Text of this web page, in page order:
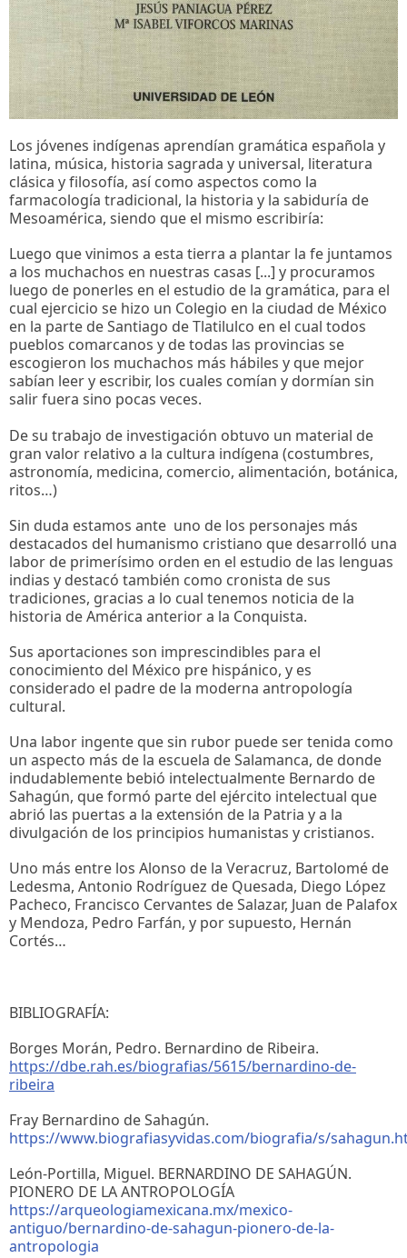
Los jóvenes indígenas aprendían gramática española y
latina, música, historia sagrada y universal, literatura
clásica y filosofía, así como aspectos como la
farmacología tradicional, la historia y la sabiduría de
Mesoamérica, siendo que el mismo escribiría:
Luego que vinimos a esta tierra a plantar la fe juntamos
a los muchachos en nuestras casas [...] y procuramos
luego de ponerles en el estudio de la gramática, para el
cual ejercicio se hizo un Colegio en la ciudad de México
en la parte de Santiago de Tlatilulco en el cual todos
pueblos comarcanos y de todas las provincias se
escogieron los muchachos más hábiles y que mejor
sabían leer y escribir, los cuales comían y dormían sin
salir fuera sino pocas veces.
De su trabajo de investigación obtuvo un material de
gran valor relativo a la cultura indígena (costumbres,
astronomía, medicina, comercio, alimentación, botánica,
ritos…)
Sin duda estamos ante uno de los personajes más
destacados del humanismo cristiano que desarrolló una
labor de primerísimo orden en el estudio de las lenguas
indias y destacó también como cronista de sus
tradiciones, gracias a lo cual tenemos noticia de la
historia de América anterior a la Conquista.
Sus aportaciones son imprescindibles para el
conocimiento del México pre hispánico, y es
considerado el padre de la moderna antropología
cultural.
Una labor ingente que sin rubor puede ser tenida como
un aspecto más de la escuela de Salamanca, de donde
indudablemente bebió intelectualmente Bernardo de
Sahagún, que formó parte del ejército intelectual que
abrió las puertas a la extensión de la Patria y a la
divulgación de los principios humanistas y cristianos.
Uno más entre los Alonso de la Veracruz, Bartolomé de
Ledesma, Antonio Rodríguez de Quesada, Diego López
Pacheco, Francisco Cervantes de Salazar, Juan de Palafox
y Mendoza, Pedro Farfán, y por supuesto, Hernán
Cortés…
BIBLIOGRAFÍA:
Borges Morán, Pedro. Bernardino de Ribeira.
https://dbe.rah.es/biografias/5615/bernardino-de-
ribeira
Fray Bernardino de Sahagún.
https://www.biografiasyvidas.com/biografia/s/
León-Portilla, Miguel. BERNARDINO DE SAHAGÚN.
PIONERO DE LA ANTROPOLOGÍA
https://arqueologiamexicana.mx/mexico-
antiguo/bernardino-de-sahagun-pionero-de-la-
antropologia